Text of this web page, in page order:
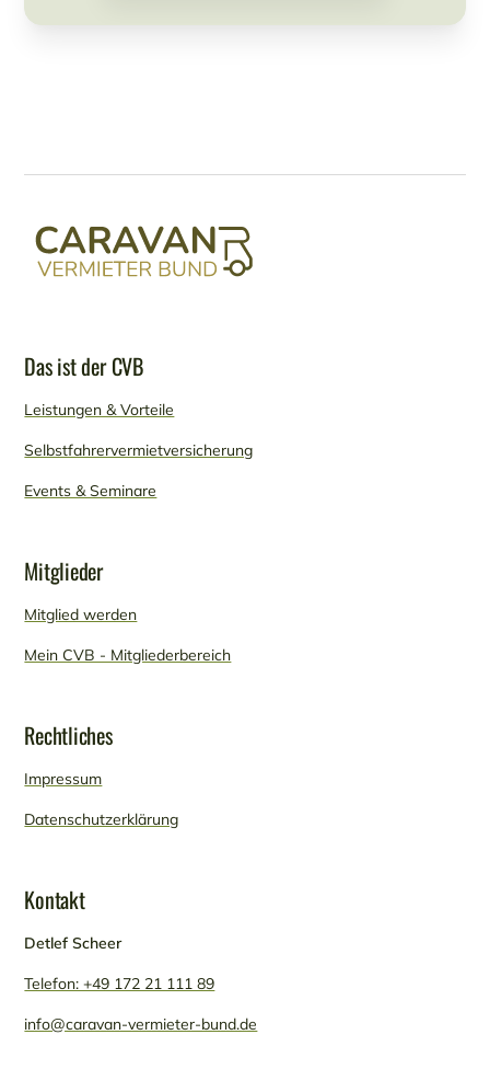
Das ist der CVB
Leistungen & Vorteile
Selbstfahrervermietversicherung
Events & Seminare
Mitglieder
Mitglied werden
Mein CVB - Mitgliederbereich
Rechtliches
Impressum
Datenschutzerklärung
Kontakt
Detlef Scheer
Telefon: +49 172 21 111 89
info@caravan-vermieter-bund.de